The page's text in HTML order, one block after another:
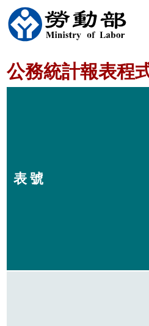
公務統計報表程
表 號